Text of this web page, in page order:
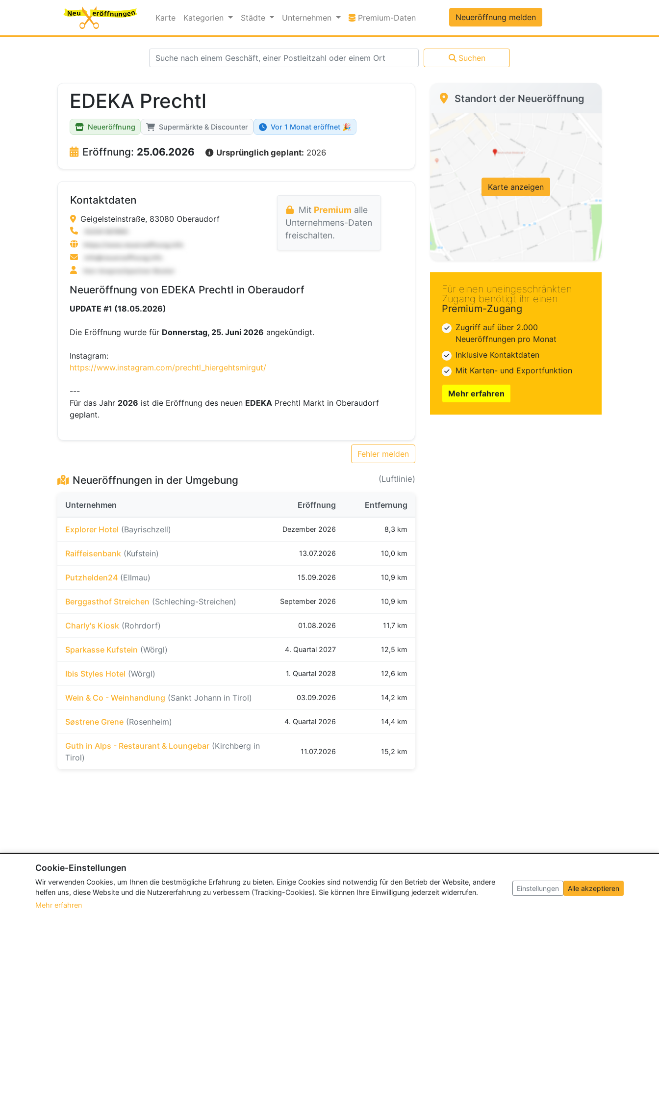
Karte Kategorien Städte Unternehmen Premium-Daten Premium-DatenNeueröffnung melden
Suchen
EDEKA Prechtl
Neueröffnung Supermärkte & Discounter Vor 1 Monat eröffnet 🎉
Eröffnung: 25.06.2026 Ursprünglich geplant: 2026
Kontaktdaten
Geigelsteinstraße, 83080 Oberaudorf
Mit Premium alle
Unternehmens-Daten
freischalten.
Neueröffnung von EDEKA Prechtl in Oberaudorf
UPDATE #1 (18.05.2026)
Die Eröffnung wurde für Donnerstag, 25. Juni 2026 angekündigt.
Instagram:
https://www.instagram.com/prechtl_hiergehtsmirgut/
---
Für das Jahr 2026 ist die Eröffnung des neuen EDEKA Prechtl Markt in Oberaudorf
geplant.
Fehler melden
Neueröffnungen in der Umgebung (Luftlinie)
Unternehmen Eröffnung Entfernung
Explorer Hotel (Bayrischzell) Dezember 2026 8,3 km
Raiffeisenbank (Kufstein) 13.07.2026 10,0 km
Putzhelden24 (Ellmau) 15.09.2026 10,9 km
Berggasthof Streichen (Schleching-Streichen) September 2026 10,9 km
Charly's Kiosk (Rohrdorf) 01.08.2026 11,7 km
Sparkasse Kufstein (Wörgl) 4. Quartal 2027 12,5 km
Ibis Styles Hotel (Wörgl) 1. Quartal 2028 12,6 km
Wein & Co - Weinhandlung (Sankt Johann in Tirol) 03.09.2026 14,2 km
Søstrene Grene (Rosenheim) 4. Quartal 2026 14,4 km
Guth in Alps - Restaurant & Loungebar (Kirchberg in
Tirol)
11.07.2026 15,2 km
Standort der Neueröffnung
Karte anzeigen
Für einen uneingeschränkten
Zugang benötigt ihr einen
Premium-Zugang
Zugriff auf über 2.000
Neueröffnungen pro Monat
Inklusive Kontaktdaten
Mit Karten- und Exportfunktion
Mehr erfahren
Cookie-Einstellungen
Wir verwenden Cookies, um Ihnen die bestmögliche Erfahrung zu bieten. Einige Cookies sind notwendig für den Betrieb der Website, andere
helfen uns, diese Website und die Nutzererfahrung zu verbessern (Tracking-Cookies). Sie können Ihre Einwilligung jederzeit widerrufen.
Mehr erfahren
Einstellungen Alle akzeptieren